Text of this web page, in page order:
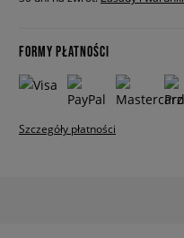
FORMY PŁATNOŚCI
Szczegóły płatności